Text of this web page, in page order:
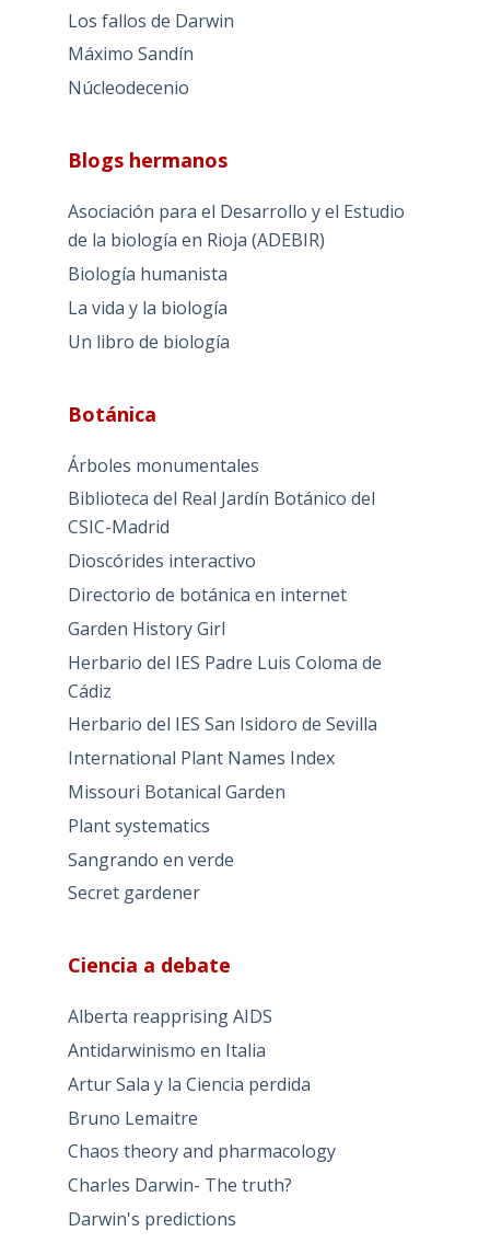
Los fallos de Darwin
Máximo Sandín
Núcleodecenio
Blogs hermanos
Asociación para el Desarrollo y el Estudio
de la biología en Rioja (ADEBIR)
Biología humanista
La vida y la biología
Un libro de biología
Botánica
Árboles monumentales
Biblioteca del Real Jardín Botánico del
CSIC-Madrid
Dioscórides interactivo
Directorio de botánica en internet
Garden History Girl
Herbario del IES Padre Luis Coloma de
Cádiz
Herbario del IES San Isidoro de Sevilla
International Plant Names Index
Missouri Botanical Garden
Plant systematics
Sangrando en verde
Secret gardener
Ciencia a debate
Alberta reapprising AIDS
Antidarwinismo en Italia
Artur Sala y la Ciencia perdida
Bruno Lemaitre
Chaos theory and pharmacology
Charles Darwin- The truth?
Darwin's predictions